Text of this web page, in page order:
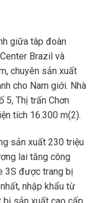
giữa tâp đoàn
Brazil và
chuyên sản xuất
cho Nam giới. Nhà
Thị trấn Chơn
tích 16.300 m(2).
sản xuất 230 triệu
lai tăng công
3S được trang bị
nhập khẩu từ
bị sản xuất cao cấp